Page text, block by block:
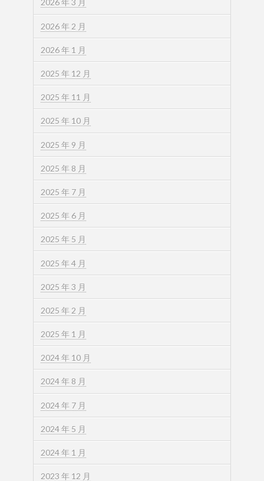
2026 年 3 月
2026 年 2 月
2026 年 1 月
2025 年 12 月
2025 年 11 月
2025 年 10 月
2025 年 9 月
2025 年 8 月
2025 年 7 月
2025 年 6 月
2025 年 5 月
2025 年 4 月
2025 年 3 月
2025 年 2 月
2025 年 1 月
2024 年 10 月
2024 年 8 月
2024 年 7 月
2024 年 5 月
2024 年 1 月
2023 年 12 月